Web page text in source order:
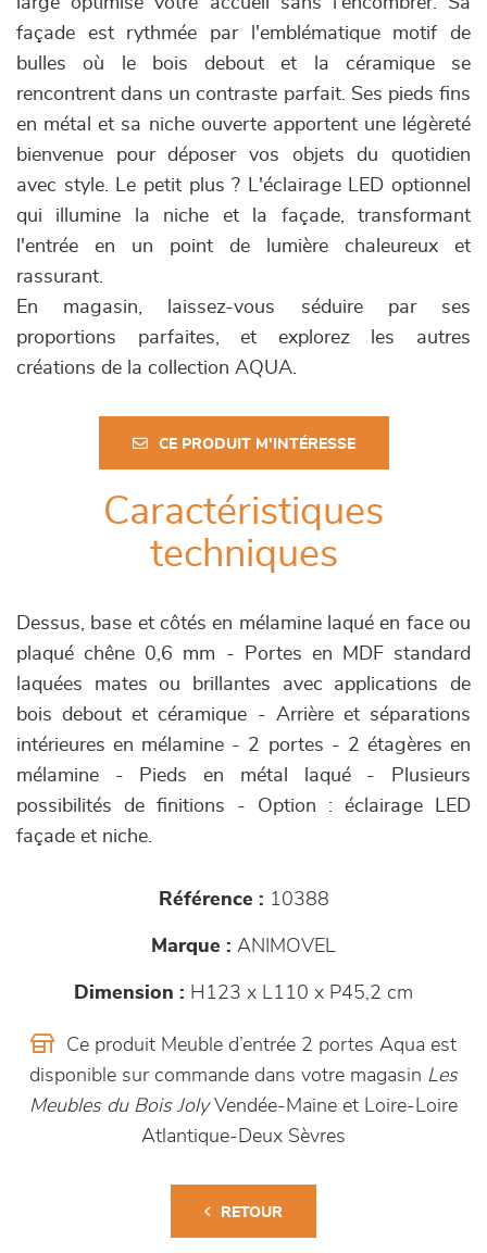
façade est rythmée par l'emblématique motif de
bulles où le bois debout et la céramique se
rencontrent dans un contraste parfait. Ses pieds fins
en métal et sa niche ouverte apportent une légèreté
bienvenue pour déposer vos objets du quotidien
avec style. Le petit plus ? L'éclairage LED optionnel
qui illumine la niche et la façade, transformant
l'entrée en un point de lumière chaleureux et
rassurant.
En magasin, laissez-vous séduire par ses
proportions parfaites, et explorez les autres
créations de la collection AQUA.
CE PRODUIT M'INTÉRESSE
Caractéristiques
techniques
Dessus, base et côtés en mélamine laqué en face ou
plaqué chêne 0,6 mm - Portes en MDF standard
laquées mates ou brillantes avec applications de
bois debout et céramique - Arrière et séparations
intérieures en mélamine - 2 portes - 2 étagères en
mélamine - Pieds en métal laqué - Plusieurs
possibilités de finitions - Option : éclairage LED
façade et niche.
Référence : 10388
Marque : ANIMOVEL
Dimension : H123 x L110 x P45,2 cm
Ce produit Meuble d’entrée 2 portes Aqua est
disponible sur commande dans votre magasin Les
Meubles du Bois JolyVendée-Maine et Loire-Loire
Atlantique-Deux Sèvres
RETOUR